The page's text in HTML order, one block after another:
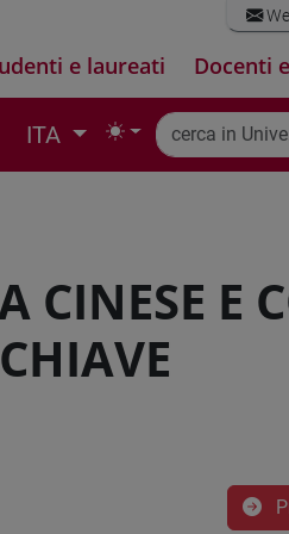
e laureati Docenti
ITA
CINESE E